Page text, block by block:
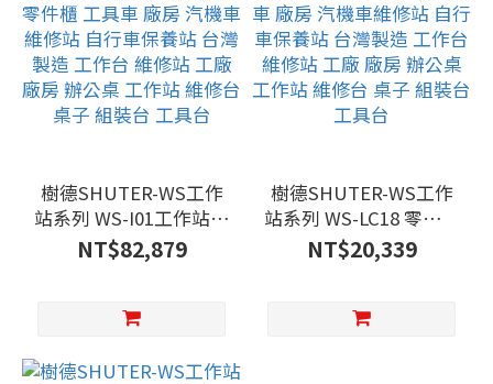
樹德SHUTER-WS工作
站系列 WS-I01工作站旗
艦版 零件櫃 工具車 廠
房 汽機車維修站 自行車
維修站 工廠 廠房 辦公
組裝台 工具台
NT$82,879
樹德SHUTER-WS工作
站系列 WS-LC18 零件櫃
工具車 廠房 汽機車維修
站 自行車保養站 台灣製
NT$20,339